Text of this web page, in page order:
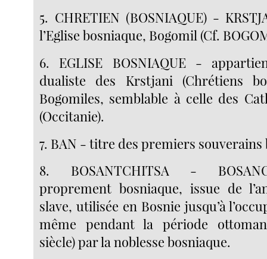
5. CHRETIEN (BOSNIAQUE) -
l’Eglise bosniaque, Bogomil (Cf.
6. EGLISE BOSNIAQUE -
dualiste des Krstjani (Chrétiens
Bogomiles, semblable à celle des
(Occitanie).
7. BAN - titre des premiers souverains
8. BOSANTCHITSA -
proprement bosniaque, issue de
slave, utilisée en Bosnie jusqu’à
même pendant la période
siècle) par la noblesse bosniaque.